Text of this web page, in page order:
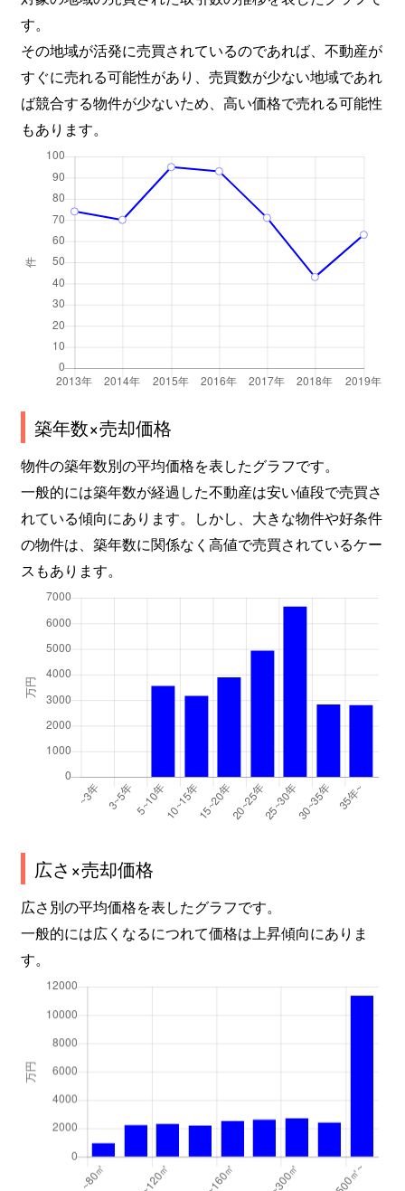
す。
その地域が活発に売買されているのであれば、不動産が
すぐに売れる可能性があり、売買数が少ない地域であれ
ば競合する物件が少ないため、高い価格で売れる可能性
もあります。
築年数×売却価格
物件の築年数別の平均価格を表したグラフです。
一般的には築年数が経過した不動産は安い値段で売買さ
れている傾向にあります。しかし、大きな物件や好条件
の物件は、築年数に関係なく高値で売買されているケー
スもあります。
広さ×売却価格
広さ別の平均価格を表したグラフです。
一般的には広くなるにつれて価格は上昇傾向にありま
す。